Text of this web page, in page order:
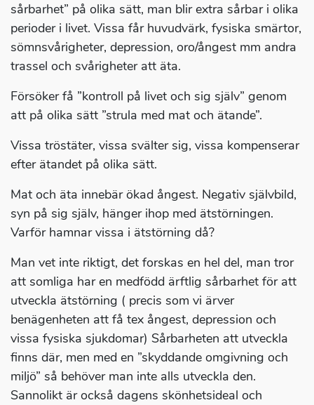
sårbarhet” på olika sätt, man blir extra sårbar i olika
perioder i livet. Vissa får huvudvärk, fysiska smärtor,
sömnsvårigheter, depression, oro/ångest mm andra
trassel och svårigheter att äta.
Försöker få ”kontroll på livet och sig själv” genom
att på olika sätt ”strula med mat och ätande”.
Vissa tröstäter, vissa svälter sig, vissa kompenserar
efter ätandet på olika sätt.
Mat och äta innebär ökad ångest. Negativ självbild,
syn på sig själv, hänger ihop med ätstörningen.
Varför hamnar vissa i ätstörning då?
Man vet inte riktigt, det forskas en hel del, man tror
att somliga har en medfödd ärftlig sårbarhet för att
utveckla ätstörning ( precis som vi ärver
benägenheten att få tex ångest, depression och
vissa fysiska sjukdomar) Sårbarheten att utveckla
finns där, men med en ”skyddande omgivning och
miljö” så behöver man inte alls utveckla den.
Sannolikt är också dagens skönhetsideal och